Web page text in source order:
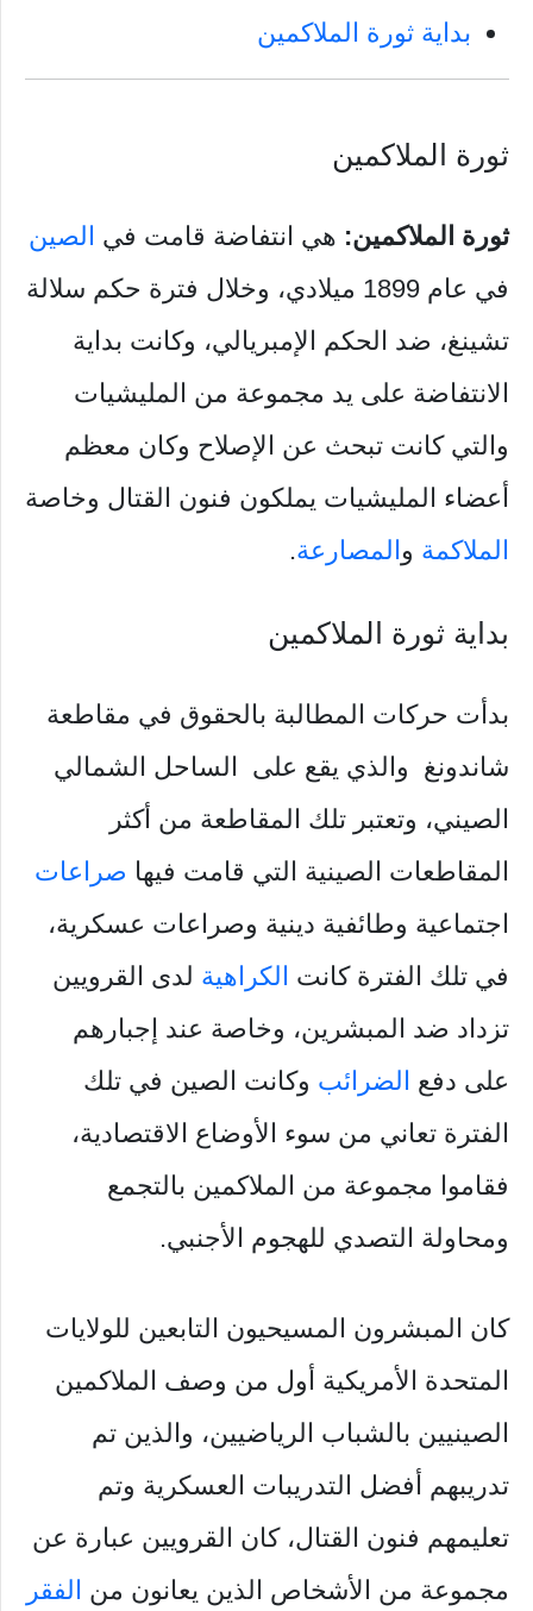
بداية ثورة الملاكمين
ثورة الملاكمين
ثورة الملاكمين: هي انتفاضة قامت في الصين
في عام 1899 ميلادي، وخلال فترة حكم سلالة
تشينغ، ضد الحكم الإمبريالي، وكانت بداية
الانتفاضة على يد مجموعة من المليشيات
والتي كانت تبحث عن الإصلاح وكان معظم
أعضاء المليشيات يملكون فنون القتال وخاصة
الملاكمة والمصارعة.
بداية ثورة الملاكمين
بدأت حركات المطالبة بالحقوق في مقاطعة
شاندونغ والذي يقع على الساحل الشمالي
الصيني، وتعتبر تلك المقاطعة من أكثر
المقاطعات الصينية التي قامت فيها صراعات
اجتماعية وطائفية دينية وصراعات عسكرية،
في تلك الفترة كانت الكراهية لدى القرويين
تزداد ضد المبشرين، وخاصة عند إجبارهم
على دفع الضرائب وكانت الصين في تلك
الفترة تعاني من سوء الأوضاع الاقتصادية،
فقاموا مجموعة من الملاكمين بالتجمع
ومحاولة التصدي للهجوم الأجنبي.
كان المبشرون المسيحيون التابعين للولايات
المتحدة الأمريكية أول من وصف الملاكمين
الصينيين بالشباب الرياضيين، والذين تم
تدريبهم أفضل التدريبات العسكرية وتم
تعليمهم فنون القتال، كان القرويين عبارة عن
مجموعة من الأشخاص الذين يعانون من الفقر